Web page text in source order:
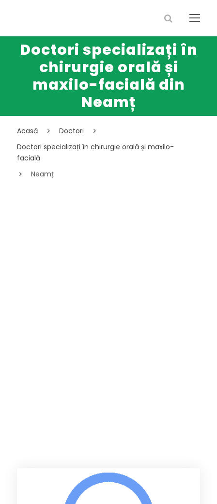
Doctori specializați în
chirurgie orală și
maxilo-facială din
Neamț
Acasă
Doctori
Doctori specializați în chirurgie orală și maxilo-
facială
Neamț